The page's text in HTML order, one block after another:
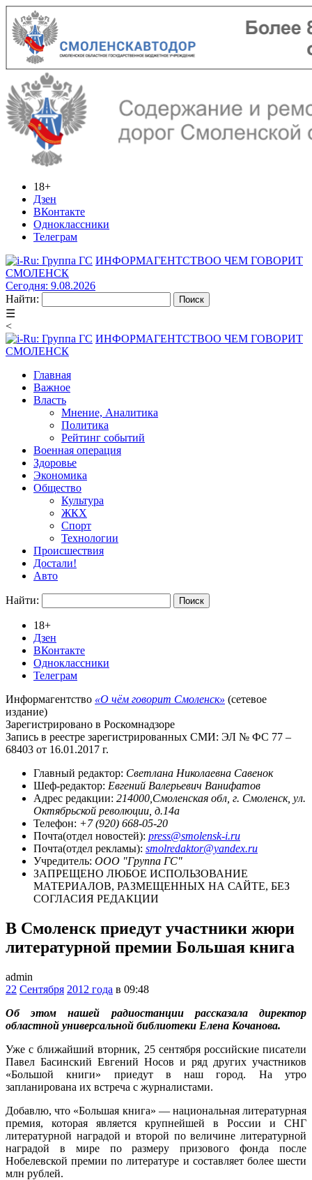
18+
Дзен
ВКонтакте
Одноклассники
Телеграм
ИНФОРМАГЕНТСТВОО ЧЕМ ГОВОРИТ
СМОЛЕНСК
Сегодня: 9.08.2026
Найти:
☰
<
ИНФОРМАГЕНТСТВОО ЧЕМ ГОВОРИТ
СМОЛЕНСК
Главная
Важное
Власть
Мнение, Аналитика
Политика
Рейтинг событий
Военная операция
Здоровье
Экономика
Общество
Культура
ЖКХ
Спорт
Технологии
Происшествия
Достали!
Авто
Найти:
18+
Дзен
ВКонтакте
Одноклассники
Телеграм
Информагентство «О чём говорит Смоленск» (сетевое
издание)
Зарегистрировано в Роскомнадзоре
Запись в реестре зарегистрированных СМИ: ЭЛ № ФС 77 –
68403 от 16.01.2017 г.
Главный редактор: Светлана Николаевна Савенок
Шеф-редактор: Евгений Валерьевич Ванифатов
Адрес редакции: 214000,Смоленская обл, г. Смоленск, ул.
Октябрьской революции, д.14а
Телефон: +7 (920) 668-05-20
Почта(отдел новостей): press@smolensk-i.ru
Почта(отдел рекламы): smolredaktor@yandex.ru
Учредитель: ООО "Группа ГС"
ЗАПРЕЩЕНО ЛЮБОЕ ИСПОЛЬЗОВАНИЕ
МАТЕРИАЛОВ, РАЗМЕЩЕННЫХ НА САЙТЕ, БЕЗ
СОГЛАСИЯ РЕДАКЦИИ
В Смоленск приедут участники жюри
литературной премии Большая книга
admin
22 Сентября 2012 года в 09:48
Об этом нашей радиостанции рассказала директор
областной универсальной библиотеки Елена Кочанова.
Уже с ближайший вторник, 25 сентября российские писатели
Павел Басинский Евгений Носов и ряд других участников
«Большой книги» приедут в наш город. На утро
запланирована их встреча с журналистами.
Добавлю, что «Большая книга» — национальная литературная
премия, которая является крупнейшей в России и СНГ
литературной наградой и второй по величине литературной
наградой в мире по размеру призового фонда после
Нобелевской премии по литературе и составляет более шести
млн рублей.